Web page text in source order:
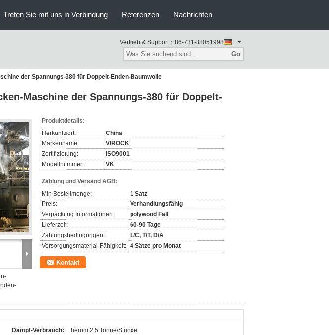
Treten Sie mit uns in Verbindung Referenzen Nachrichten
Vertrieb & Support： 86-731-88051998
Go
der Spannungs-380 für Doppelt-Enden-Baumwolle
Maschine der Spannungs-380 für Doppelt-
Produktdetails:
Herkunftsort:
China
Markenname:
VIROCK
Zertifizierung:
ISO9001
Modellnummer:
VK
Zahlung und Versand AGB:
Min Bestellmenge:
1 Satz
Preis:
Verhandlungsfähig
Verpackung Informationen:
polywood Fall
Lieferzeit:
60-90 Tage
Zahlungsbedingungen:
L/C, T/T, D/A
Versorgungsmaterial-Fähigkeit: 4 Sätze pro Monat
Kontakt
Dampf-Verbrauch: herum 2,5 Tonne/Stunde